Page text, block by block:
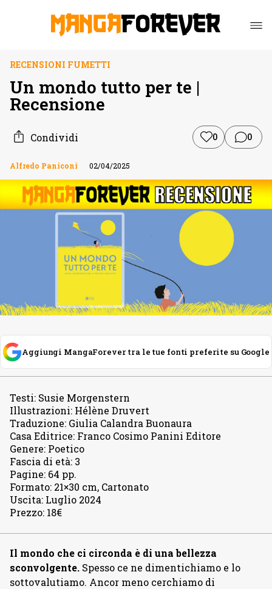
RECENSIONI FUMETTI
Un mondo tutto per te |
Recensione
Condividi 0 0
Alfredo Paniconi 02/04/2025
Aggiungi MangaForever tra le tue fonti preferite su Google
Testi: Susie Morgenstern
Illustrazioni: Hélène Druvert
Traduzione: Giulia Calandra Buonaura
Casa Editrice: Franco Cosimo Panini Editore
Genere: Poetico
Fascia di età: 3
Pagine: 64 pp.
Formato: 21×30 cm, Cartonato
Uscita: Luglio 2024
Prezzo: 18€
Il mondo che ci circonda è di una bellezza
sconvolgente. Spesso ce ne dimentichiamo e lo
sottovalutiamo. Ancor meno cerchiamo di